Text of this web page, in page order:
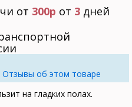
от 300р от 3 дней
Отзывы об этом товаре
на гладких полах.